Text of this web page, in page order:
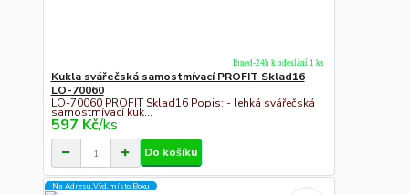
Kukla svářečská samostmívací PROFIT Sklad16
LO-70060
LO-70060 PROFIT Sklad16 Popis: - lehká svářečská
samostmívací kuk...
597 Kč/ks
Ihned-24h k odeslání 1 ks
Do košíku
Na Adresu,Výd.místo,Boxu